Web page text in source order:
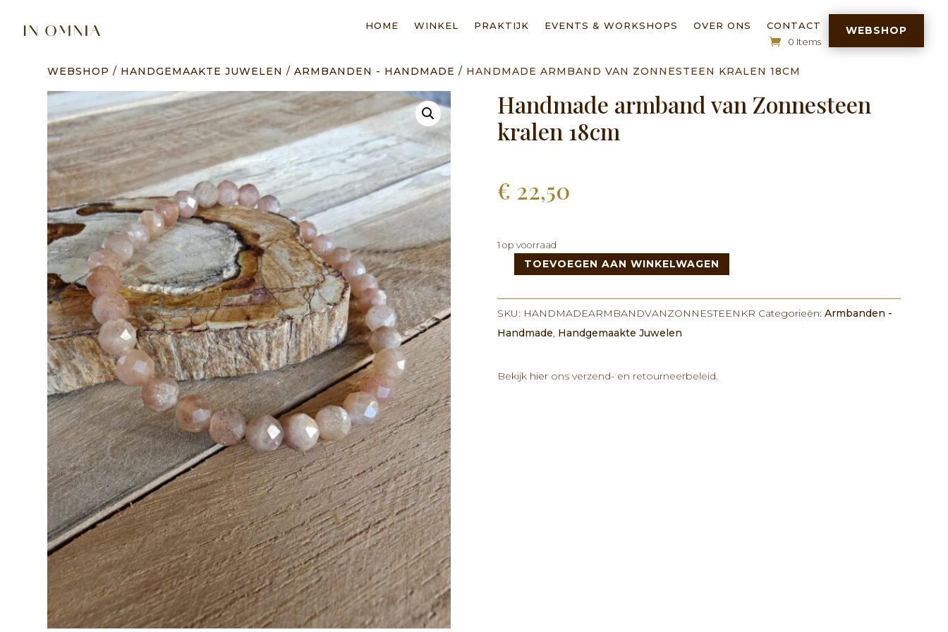
HOME WINKEL PRAKTIJK EVENTS & WORKSHOPS OVER ONS
CONTACT
0 Items
WEBSHOP
WEBSHOP / HANDGEMAAKTE JUWELEN /ARMBANDEN - HANDMADE / HANDMADE ARMBAND VAN ZONNESTEEN KRALEN 18CM
Handmade armband van Zonnesteen
kralen 18cm
€ 22,50
1 op voorraad
Handmade
van
Zonnesteen
kralen
TOEVOEGEN AAN WINKELWAGEN
SKU: HANDMADEARMBANDVANZONNESTEENKR Categorieën:Armbanden -
Handmade, Handgemaakte Juwelen
Bekijk hier ons verzend- en retourneerbeleid.